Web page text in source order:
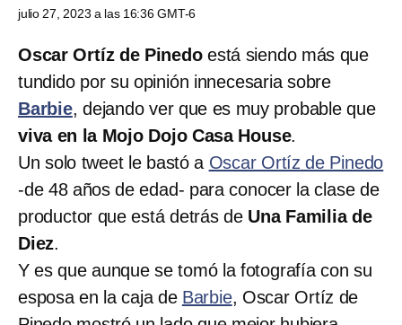
julio 27, 2023 a las 16:36 GMT-6
Oscar Ortíz de Pinedoestá siendo más que
tundido por su opinión innecesaria sobre
Barbie, dejando ver que es muy probable que
viva en la Mojo Dojo Casa House.
Un solo tweet le bastó a Oscar Ortíz de Pinedo
-de 48 años de edad- para conocer la clase de
productor que está detrás de Una Familia de
Diez.
Y es que aunque se tomó la fotografía con su
esposa en la caja de Barbie, Oscar Ortíz de